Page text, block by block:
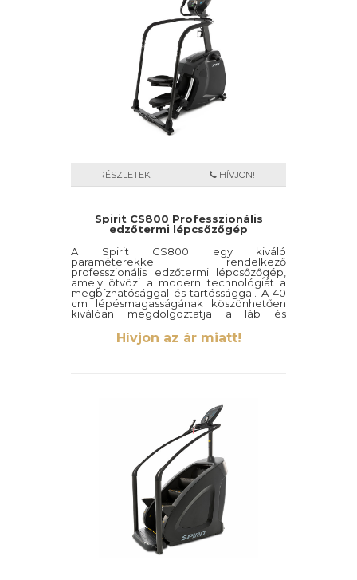
RÉSZLETEK HÍVJON!
Spirit CS800 Professzionális
edzőtermi lépcsőzőgép
A Spirit CS800 egy kiváló
paraméterekkel rendelkező
professzionális edzőtermi lépcsőzőgép,
amely ötvözi a modern technológiát a
megbízhatósággal és tartóssággal. A 40
cm lépésmagasságának köszönhetően
kiválóan megdolgoztatja a láb és
fenékizmainkat, mindamellett a kiváló
mozgáspályájának köszönhetően
rendkívűl kíméletes ízületeink számára.
Hívjon az ár miatt!